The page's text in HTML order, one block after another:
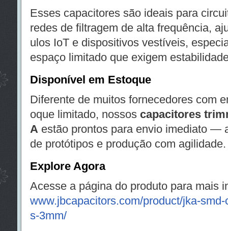
Esses capacitores são ideais para
redes de filtragem de alta frequência,
ulos IoT e dispositivos vestíveis,
espaço limitado que exigem
Disponível em Estoque
Diferente de muitos fornecedores com
oque limitado, nossos capacitores
Aestão prontos para envio imediato —
de protótipos e produção com agilidade.
Explore Agora
Acesse a página do produto para mais
www.jbcapacitors.com/product/jka-
s-3mm/